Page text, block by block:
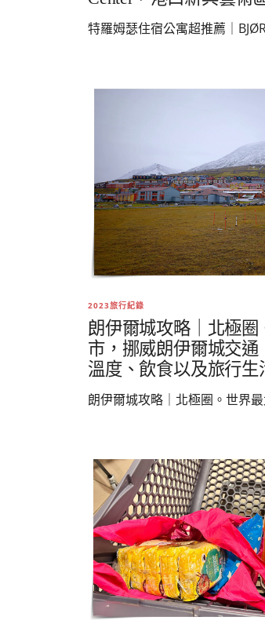
特羅姆瑟住宿公寓超推薦｜
2023旅行紀錄
朗伊爾城攻略｜北極
市，挪威朗伊爾城交通
溫度、飲食以及旅行生
朗伊爾城攻略｜北極圈。世界